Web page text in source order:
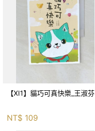
【XI1】貓巧可真快樂_王淑芬
NT$ 109